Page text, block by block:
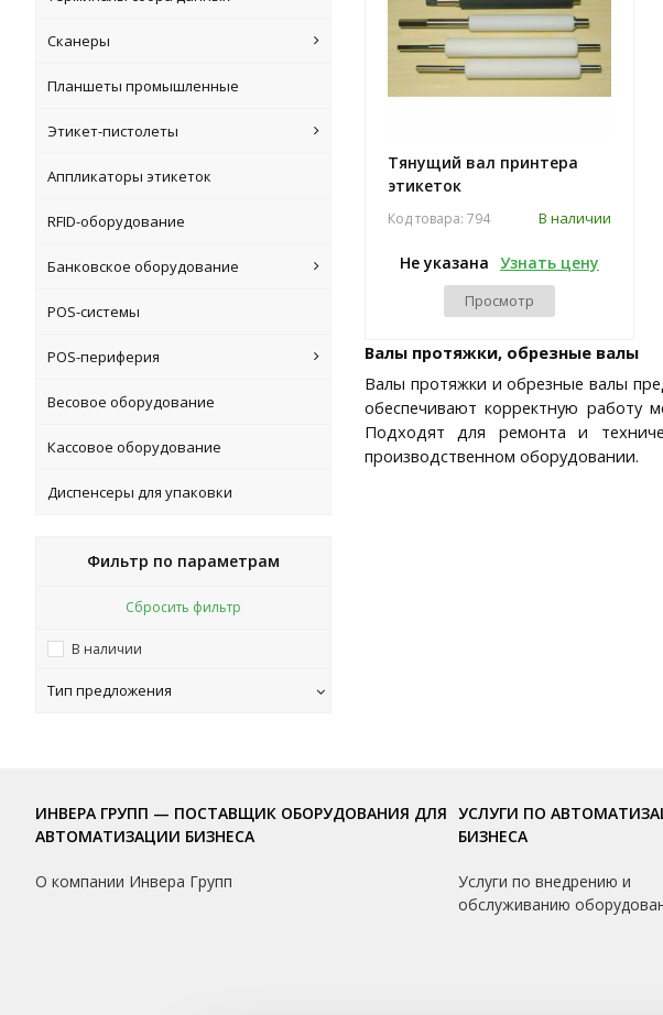
Сканеры
Планшеты промышленные
Этикет-пистолеты
Аппликаторы этикеток
RFID-оборудование
Банковское оборудование
POS-системы
POS-периферия
Весовое оборудование
Кассовое оборудование
Диспенсеры для упаковки
Фильтр по параметрам
Сбросить фильтр
В наличии
Тип предложения
Тянущий вал принтера
этикеток
Код товара: 794 В наличии
Не указана Узнать цену
Просмотр
Валы протяжки, обрезные валы
Валы протяжки и обрезные валы
обеспечивают корректную работу
Подходят для ремонта и
производственном оборудовании.
ИНВЕРА ГРУПП — ПОСТАВЩИК ОБОРУДОВАНИЯ ДЛЯ
АВТОМАТИЗАЦИИ БИЗНЕСА
О компании Инвера Групп
УСЛУГИ ПО
БИЗНЕСА
Услуги по внедрению и
обслуживанию